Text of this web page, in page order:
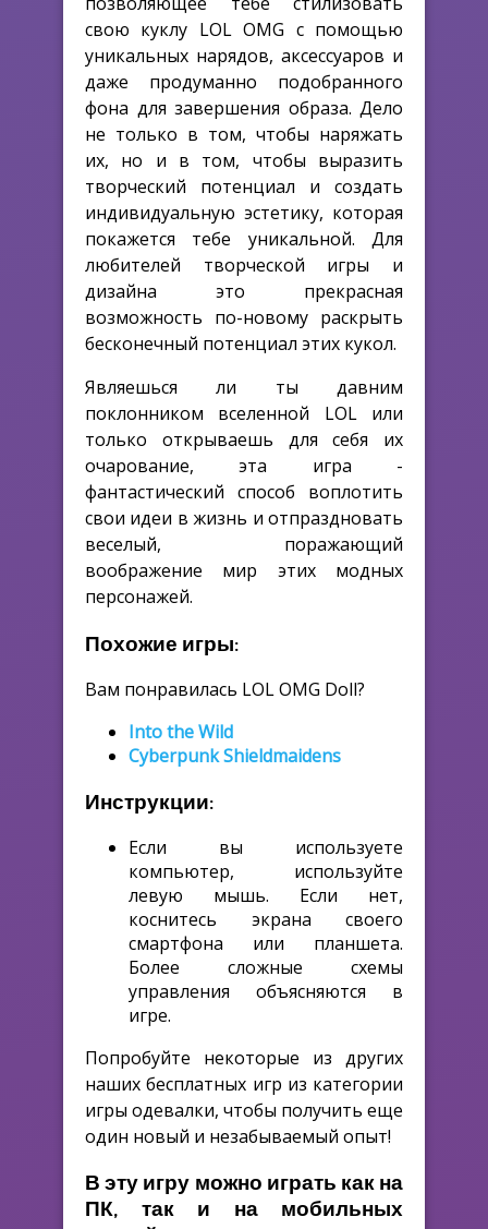
свою куклу LOL OMG с помощью
уникальных нарядов, аксессуаров и
даже продуманно подобранного
фона для завершения образа. Дело
не только в том, чтобы наряжать
их, но и в том, чтобы выразить
творческий потенциал и создать
индивидуальную эстетику, которая
покажется тебе уникальной. Для
любителей творческой игры и
дизайна это прекрасная
возможность по-новому раскрыть
бесконечный потенциал этих кукол.
Являешься ли ты давним
поклонником вселенной LOL или
только открываешь для себя их
очарование, эта игра -
фантастический способ воплотить
свои идеи в жизнь и отпраздновать
веселый, поражающий
воображение мир этих модных
персонажей.
Похожие игры:
Вам понравилась LOL OMG Doll?
Into the Wild
Cyberpunk Shieldmaidens
Инструкции:
Если вы используете
компьютер, используйте
левую мышь. Если нет,
коснитесь экрана своего
смартфона или планшета.
Более сложные схемы
управления объясняются в
игре.
Попробуйте некоторые из других
наших бесплатных игр из категории
игры одевалки, чтобы получить еще
один новый и незабываемый опыт!
В эту игру можно играть как на
ПК, так и на мобильных